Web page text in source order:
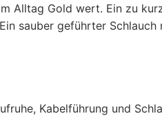
Alltag Gold wert. Ein zu
sauber geführter
Kabelführung und